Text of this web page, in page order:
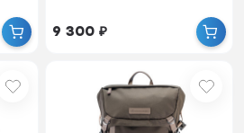
9 300₽